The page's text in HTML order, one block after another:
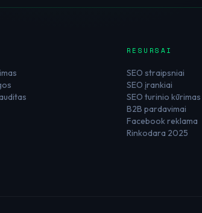
RESURSAI
SEO straipsniai
SEO įrankiai
SEO turinio kūrimas
B2B pardavimai
Facebook reklama
Rinkodara 2025